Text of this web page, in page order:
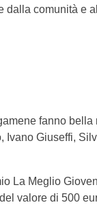
comunità e
fanno bella
Ivano Giuseffi,
La Meglio
valore di 500